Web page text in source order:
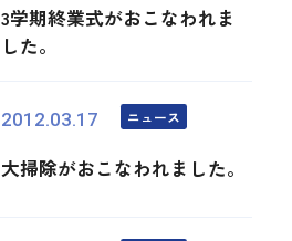
3学期終業式がおこなわれま
した。
2012.03.17 ニュース
大掃除がおこなわれました。